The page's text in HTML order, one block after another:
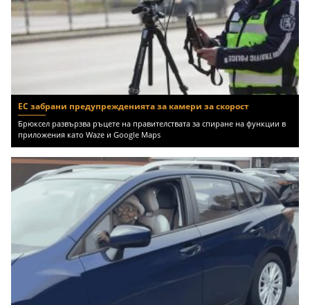
ЕС забрани предупрежденията за камери за скорост
Брюксел развързва ръцете на правителствата за спиране на функции в
приложения като Waze и Google Maps